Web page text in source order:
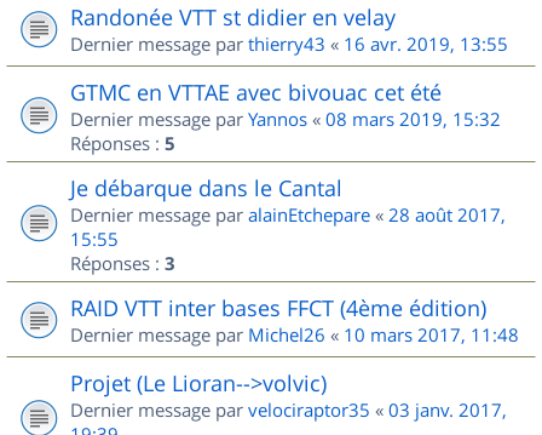
Randonée VTT st didier en velay
Dernier message par thierry43 « 16 avr. 2019, 13:55
GTMC en VTTAE avec bivouac cet été
Dernier message par Yannos « 08 mars 2019, 15:32
Réponses : 5
Je débarque dans le Cantal
Dernier message par alainEtchepare « 28 août 2017,
15:55
Réponses : 3
RAID VTT inter bases FFCT (4ème édition)
Dernier message par Michel26 « 10 mars 2017, 11:48
Projet (Le Lioran-->volvic)
Dernier message par velociraptor35 « 03 janv. 2017,